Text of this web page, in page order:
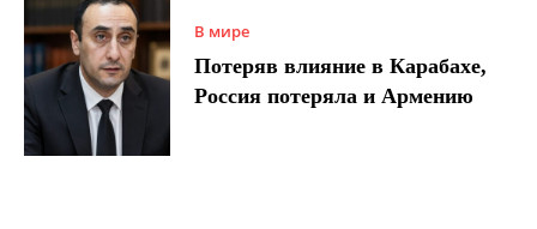
В мире
Потеряв влияние в Карабахе,
Россия потеряла и Армению